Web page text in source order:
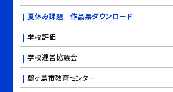
夏休み課題 作品票ダウンロード
学校評価
学校運営協議会
鶴ヶ島市教育センター